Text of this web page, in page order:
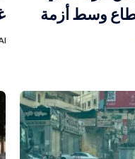
وسط أزمة